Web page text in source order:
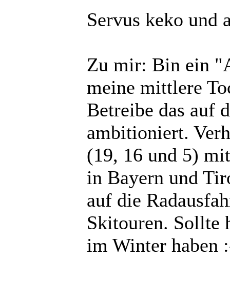
Servus keko und
Zu mir: Bin ein
meine mittlere
Betreibe das auf
ambitioniert.
(19, 16 und 5)
in Bayern und
auf die
Skitouren. Sollte
im Winter haben